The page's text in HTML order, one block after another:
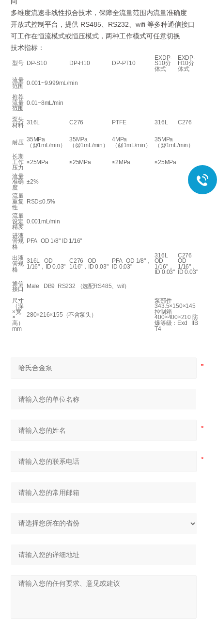
多维度流速非线性拟合技术，保障全流量范围内流量准确度
开放式控制平台，提供 RS485、RS232、wifi 等多种通信接口
可工作在恒流模式或恒压模式，两种工作模式可任意切换
技术指标：
型号 DP-S10 DP-H10 DP-PT10
EXDP-
S10分
体式
EXDP-
H10分
体式
流量
范围 0.001~9.999mL/min
推荐
流量
范围
0.01~8mL/min
泵头
材料 316L C276 PTFE 316L C276
耐压 35MPa
（ @1mL/min ）
35MPa
（ @1mL/min ）
4MPa
（ @1mL/min ）
35MPa
（ @1mL/min ）
长期
工作
压力
≤25MPa ≤25MPa ≤2MPa ≤25MPa
流量
准确
度
±2%
流量
重复
性
RSD≤0.5%
流量
设定
精度
0.001mL/min
进液
管规
格
PFA OD 1/8" ID 1/16"
出液
管规
格
316L OD
1/16" ， ID 0.03"
C276 OD
1/16" ， ID 0.03"
PFA OD 1/8" ，
ID 0.03"
316L
OD
1/16"，
ID 0.03"
C276
OD
1/16" ，
ID 0.03"
通信
接口 Male DB9 RS232 （选配RS485、wif）
尺寸
（深
×宽
×
高）
mm
280×216×155 （不含泵头）
泵部件
343.5×150×145
控制箱
400×400×210 防
爆等级： Exd IIB
T4